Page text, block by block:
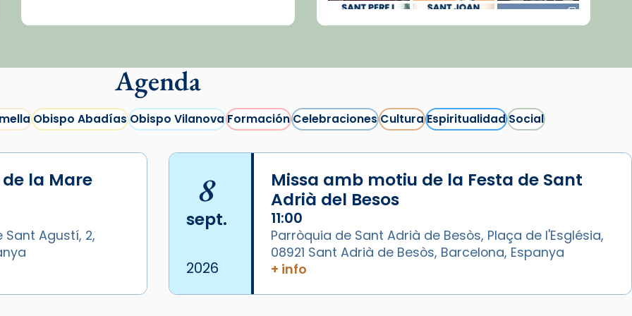
Cargar más...
Agenda
Obispo AbadíasObispo VilanovaFormaciónCelebracionesCulturaEspiritualidadSocial
la Mare
Agustí, 2,
8
sept.
2026
Missa amb motiu de la Festa de Sant
Adrià del Besos
11:00
Parròquia de Sant Adrià de Besòs, Plaça de l'Església,
08921 Sant Adrià de Besòs, Barcelona, Espanya
+ info